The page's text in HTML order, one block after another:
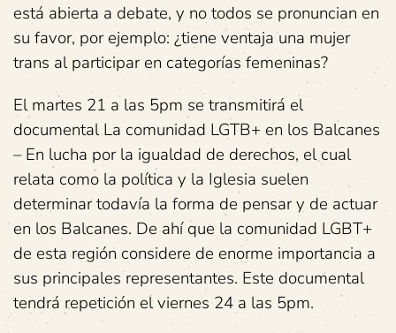
está abierta a debate, y no todos se pronuncian en
su favor, por ejemplo: ¿tiene ventaja una mujer
trans al participar en categorías femeninas?
El martes 21 a las 5pm se transmitirá el
documental La comunidad LGTB+ en los Balcanes
– En lucha por la igualdad de derechos, el cual
relata como la política y la Iglesia suelen
determinar todavía la forma de pensar y de actuar
en los Balcanes. De ahí que la comunidad LGBT+
de esta región considere de enorme importancia a
sus principales representantes. Este documental
tendrá repetición el viernes 24 a las 5pm.